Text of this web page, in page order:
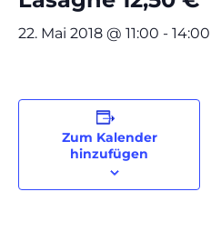
22. Mai 2018 @ 11:00 - 14:00
Zum Kalender
hinzufügen